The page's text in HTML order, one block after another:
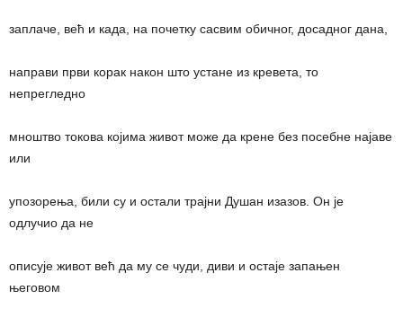
заплаче, већ и када, на почетку сасвим обичног, досадног дана,
направи први корак након што устане из кревета, то
непрегледно
мноштво токова којима живот може да крене без посебне најаве
или
упозорења, били су и остали трајни Душан изазов. Он је
одлучио да не
описује живот већ да му се чуди, диви и остаје запањен
његовом